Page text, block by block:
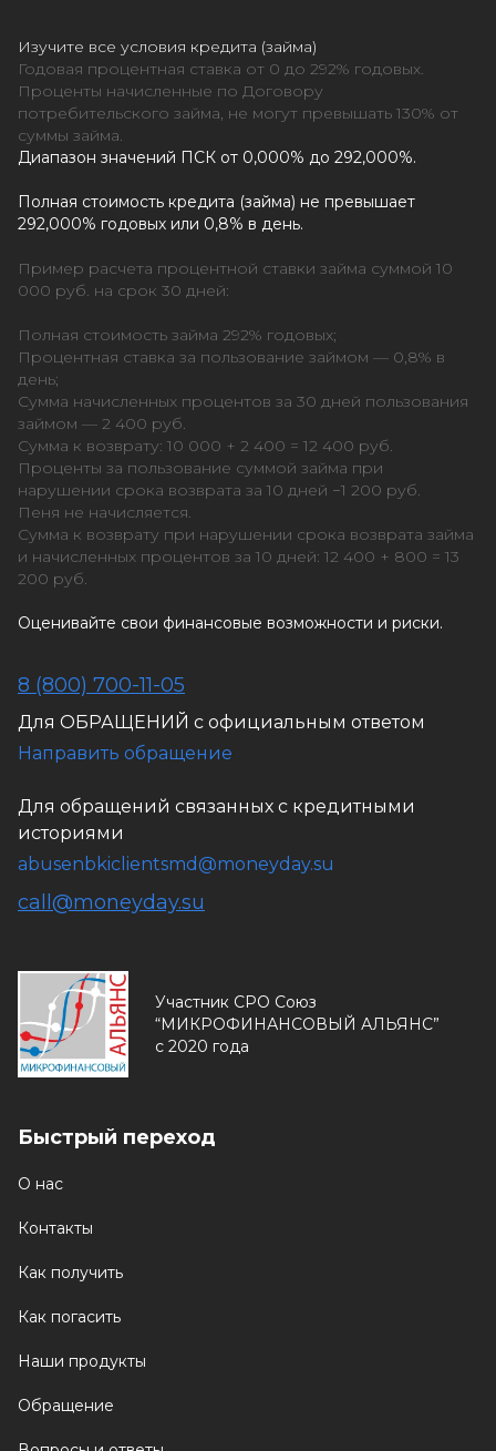
Изучите все условия кредита (займа)
Годовая процентная ставка от 0 до 292% годовых.
Проценты начисленные по Договору
потребительского займа, не могут превышать 130% от
суммы займа.
Диапазон значений ПСК от 0,000% до 292,000%.
Полная стоимость кредита (займа) не превышает
292,000% годовых или 0,8% в день.
Пример расчета процентной ставки займа суммой 10
000 руб. на срок 30 дней:
Полная стоимость займа 292% годовых;
Процентная ставка за пользование займом — 0,8% в
день;
Сумма начисленных процентов за 30 дней пользования
займом — 2 400 руб.
Сумма к возврату: 10 000 + 2 400 = 12 400 руб.
Проценты за пользование суммой займа при
нарушении срока возврата за 10 дней −1 200 руб.
Пеня не начисляется.
Сумма к возврату при нарушении срока возврата займа
и начисленных процентов за 10 дней: 12 400 + 800 = 13
200 руб.
Оценивайте свои финансовые возможности и риски.
8 (800) 700-11-05
Для ОБРАЩЕНИЙ с официальным ответом
Направить обращение
Для обращений связанных с кредитными
историями
abusenbkiclientsmd@moneyday.su
call@moneyday.su
Участник СРО Союз
“МИКРОФИНАНСОВЫЙ АЛЬЯНС”
с 2020 года
Быстрый переход
О нас
Контакты
Как получить
Как погасить
Наши продукты
Обращение